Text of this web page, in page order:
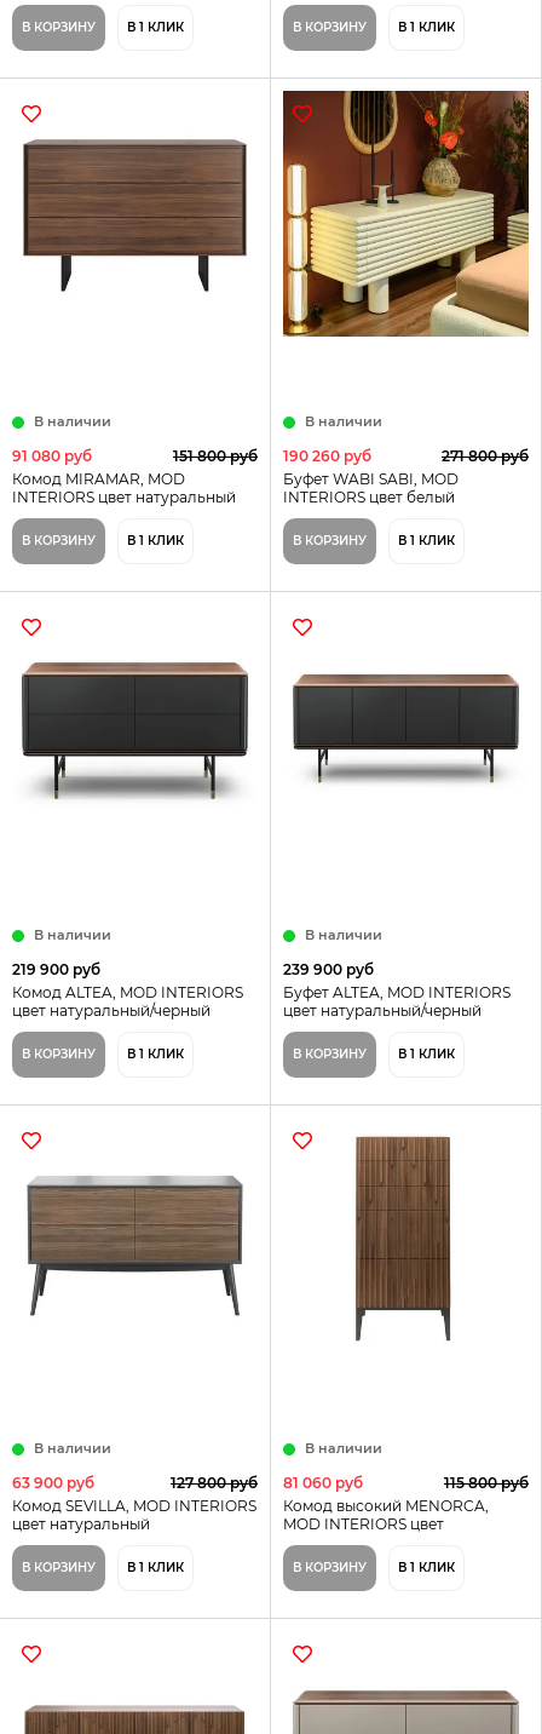
В КОРЗИНУ В 1 КЛИК В КОРЗИНУ В 1 КЛИК
В наличии
91 080 руб
151 800 руб
Комод MIRAMAR, MOD
INTERIORS цвет натуральный
В КОРЗИНУ В 1 КЛИК
В наличии
190 260 руб
271 800 руб
Буфет WABI SABI, MOD
INTERIORS цвет белый
В КОРЗИНУ В 1 КЛИК
В наличии
219 900 руб
Комод ALTEA, MOD INTERIORS
цвет натуральный/черный
В КОРЗИНУ В 1 КЛИК
В наличии
239 900 руб
Буфет ALTEA, MOD INTERIORS
цвет натуральный/черный
В КОРЗИНУ В 1 КЛИК
В наличии
63 900 руб
127 800 руб
Комод SEVILLA, MOD INTERIORS
цвет натуральный
В КОРЗИНУ В 1 КЛИК
В наличии
81 060 руб
115 800 руб
Комод высокий MENORCA,
MOD INTERIORS цвет
натуральный
В КОРЗИНУ В 1 КЛИК